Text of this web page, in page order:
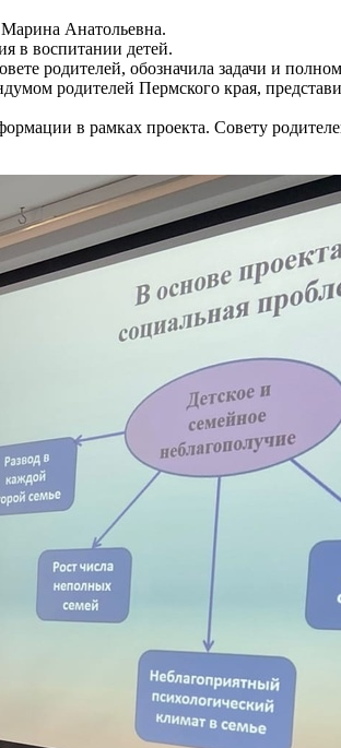
Анатольевна.
в воспитании детей.
родителей, обозначила задачи и
родителей Пермского края,
в рамках проекта. Совету